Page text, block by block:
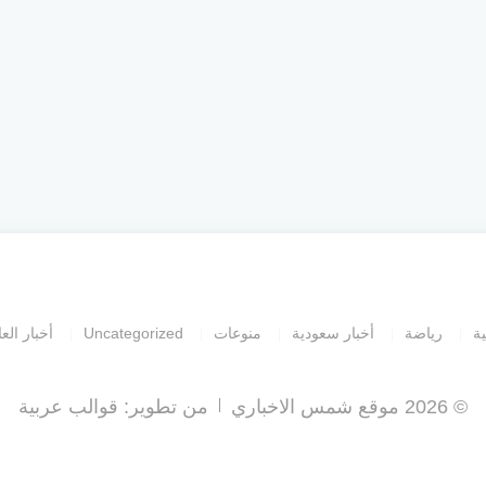
رياضة أخبار سعودية منوعات Uncategorized أخبار
© 2026 موقع شمس الاخباري من تطوير: قوالب عربية